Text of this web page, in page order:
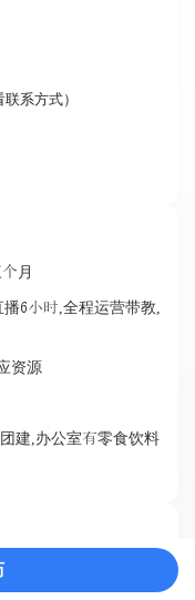
系方式）
月
全程运营带教,
资源
建,办公室零食饮料
运
完善